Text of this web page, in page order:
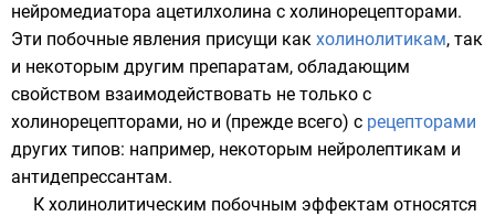
нейромедиатора ацетилхолина с холинорецепторами.
Эти побочные явления присущи как холинолитикам, так
и некоторым другим препаратам, обладающим
свойством взаимодействовать не только с
холинорецепторами, но и (прежде всего) с рецепторами
других типов: например, некоторым нейролептикам и
антидепрессантам.
К холинолитическим побочным эффектам относятся